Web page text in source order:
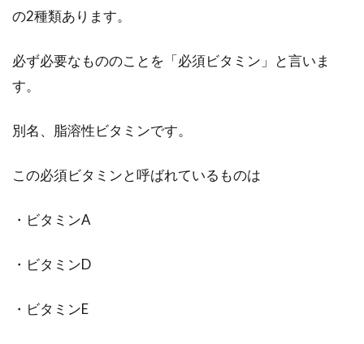
味噌...
味噌や納豆は優れた発酵食品！菌の
の2種類あります。
必ず必要なもののことを「必須ビタミン」と言いま
す。
別名、脂溶性ビタミンです。
この必須ビタミンと呼ばれているものは
・ビタミンA
・ビタミンD
・ビタミンE